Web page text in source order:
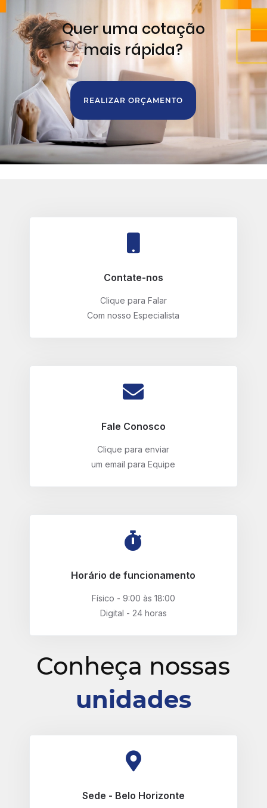
Quer uma cotação
mais rápida?
REALIZAR ORÇAMENTO
Contate-nos
Clique para Falar
Com nosso Especialista
Fale Conosco
Clique para enviar
um email para Equipe
Horário de funcionamento
Físico - 9:00 às 18:00
Digital - 24 horas
Conheça nossas
unidades
Sede - Belo Horizonte